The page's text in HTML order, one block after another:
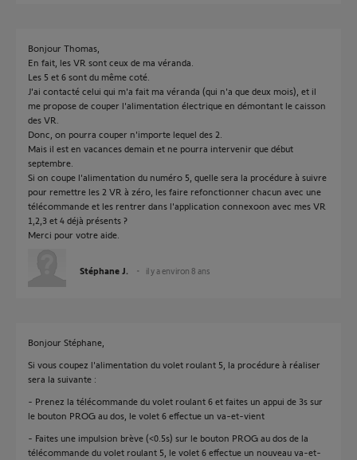
Bonjour Thomas,
En fait, les VR sont ceux de ma véranda.
Les 5 et 6 sont du même coté.
J'ai contacté celui qui m'a fait ma véranda (qui n'a que deux mois), et il
me propose de couper l'alimentation électrique en démontant le caisson
des VR.
Donc, on pourra couper n'importe lequel des 2.
Mais il est en vacances demain et ne pourra intervenir que début
septembre.
Si on coupe l'alimentation du numéro 5, quelle sera la procédure à suivre
pour remettre les 2 VR à zéro, les faire refonctionner chacun avec une
télécommande et les rentrer dans l'application connexoon avec mes VR
1,2,3 et 4 déjà présents ?
Merci pour votre aide.
Stéphane J. il y a environ 8 ans
Bonjour Stéphane,
Si vous coupez l'alimentation du volet roulant 5, la procédure à réaliser
sera la suivante :
- Prenez la télécommande du volet roulant 6 et faites un appui de 3s sur
le bouton PROG au dos, le volet 6 effectue un va-et-vient
- Faites une impulsion brève (<0.5s) sur le bouton PROG au dos de la
télécommande du volet roulant 5, le volet 6 effectue un nouveau va-et-